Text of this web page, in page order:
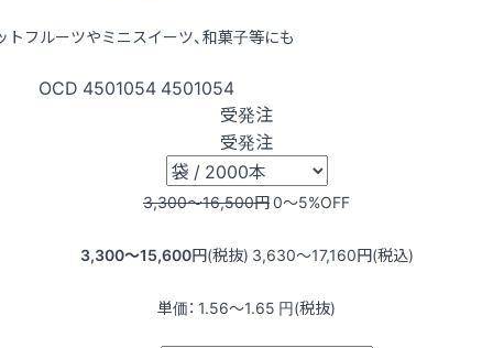
トフルーツやミニスイーツ、和菓子等にも
OCD 4501054 4501054
受発注
受発注
3,300〜16,500円0〜5%OFF
3,300〜15,600円(税抜) 3,630〜17,160円(税込)
単価： 1.56〜1.65 円(税抜)